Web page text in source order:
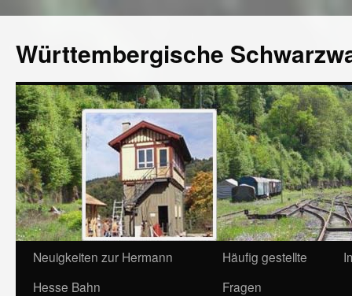
Württembergische
Neuigkeiten zur Hermann
Hesse Bahn
Häufig gestellte
Fragen